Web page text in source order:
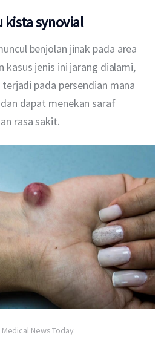
kista synovial
benjolan jinak pada area
kasus jenis ini jarang dialami,
pada persendian mana
dapat menekan saraf
rasa sakit.
News Today